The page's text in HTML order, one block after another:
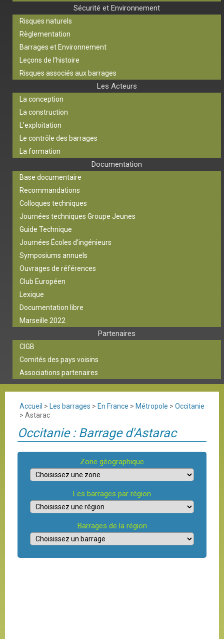
Sécurité et Environnement
Risques naturels
Règlementation
Barrages et Environnement
Leçons de l’histoire
Risques associés aux barrages
Les Acteurs
La conception
La construction
L’exploitation
Le contrôle des barrages
La formation
Documentation
Base documentaire
Recommandations
Colloques techniques
Journées techniques Groupe Jeunes
Guide Technique
Journées Écoles d’ingénieurs
Symposiums annuels
Ouvrages de références
Club Européen
Lexique
Documentation libre
Marseille 2022
Partenaires
CIGB
Comités des pays voisins
Associations partenaires
Accueil > Les barrages > En France > Métropole > Occitanie
> Astarac
Occitanie : Barrage d'Astarac
Zone géographique
Les barrages par région
Barrages de la région